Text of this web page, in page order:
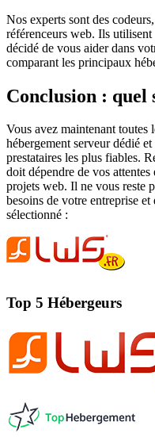
Nos experts sont des
référenceurs web. Ils
décidé de vous aider dans
comparant les principaux
Conclusion : quel
Vous avez maintenant toutes
hébergement serveur dédié
prestataires les plus fiables.
doit dépendre de vos
projets web. Il ne vous reste
besoins de votre entreprise
sélectionné :
Top 5 Hébergeurs